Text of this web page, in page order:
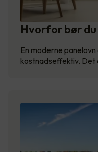
Hvorfor bør du
En moderne
kostnadseffektiv.